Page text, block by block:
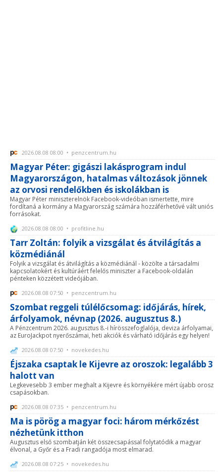
2026.08.08 08:00 • penzcentrum.hu
Magyar Péter: gigászi lakásprogram indul
Magyarországon, hatalmas változások jönnek
az orvosi rendelőkben és iskolákban is
Magyar Péter miniszterelnök Facebook-videóban ismertette, mire
fordítaná a kormány a Magyarország számára hozzáférhetővé vált uniós
forrásokat.
2026.08.08 08:00 • profitline.hu
Tarr Zoltán: folyik a vizsgálat és átvilágítás a
közmédiánál
Folyik a vizsgálat és átvilágítás a közmédiánál - közölte a társadalmi
kapcsolatokért és kultúráért felelős miniszter a Facebook-oldalán
pénteken közzétett videójában.
2026.08.08 07:50 • penzcentrum.hu
Szombat reggeli túlélőcsomag: időjárás, hírek,
árfolyamok, névnap (2026. augusztus 8.)
A Pénzcentrum 2026. augusztus 8.-i hírösszefoglalója, deviza árfolyamai,
az EuroJackpot nyerőszámai, heti akciók és várható időjárás egy helyen!
2026.08.08 07:50 • novekedes.hu
Éjszaka csaptak le Kijevre az oroszok: legalább 3
halott van
Legkevesebb 3 ember meghalt a Kijevre és környékére mért újabb orosz
csapásokban.
2026.08.08 07:35 • penzcentrum.hu
Ma is pörög a magyar foci: három mérkőzést
nézhetünk itthon
Augusztus első szombatján két összecsapással folytatódik a magyar
élvonal, a Győr és a Fradi rangadója most elmarad.
2026.08.08 07:25 • novekedes.hu